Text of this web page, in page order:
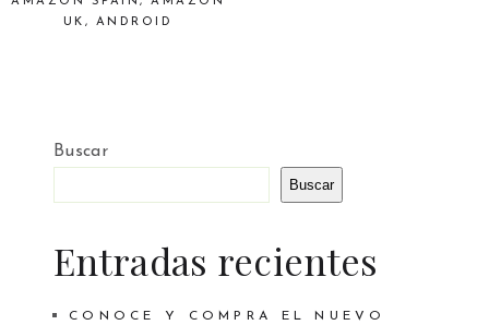
UK , ANDROID
Buscar
Buscar
Entradas recientes
CONOCE Y COMPRA EL NUEVO